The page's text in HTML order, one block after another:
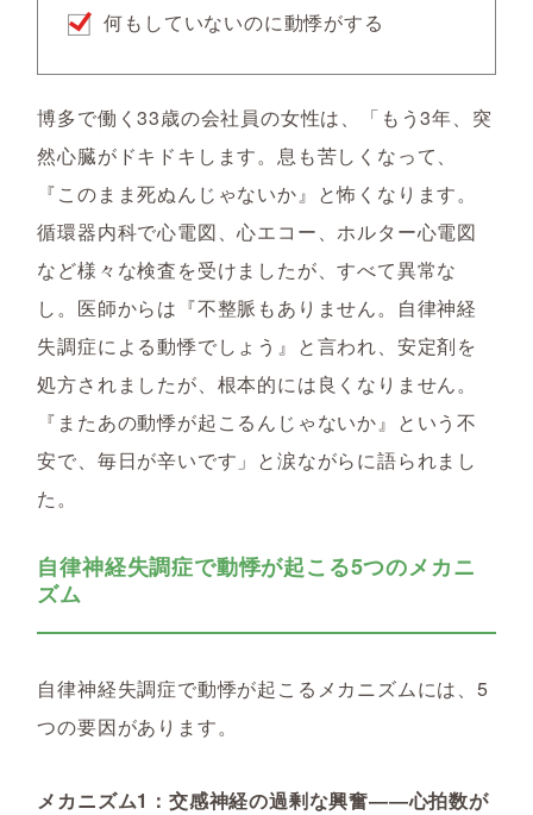
何もしていないのに動悸がする
博多で働く33歳の会社員の女性は、「もう3年、突
然心臓がドキドキします。息も苦しくなって、
『このまま死ぬんじゃないか』と怖くなります。
循環器内科で心電図、心エコー、ホルター心電図
など様々な検査を受けましたが、すべて異常な
し。医師からは『不整脈もありません。自律神経
失調症による動悸でしょう』と言われ、安定剤を
処方されましたが、根本的には良くなりません。
『またあの動悸が起こるんじゃないか』という不
安で、毎日が辛いです」と涙ながらに語られまし
た。
自律神経失調症で動悸が起こる5つのメカニ
ズム
自律神経失調症で動悸が起こるメカニズムには、5
つの要因があります。
メカニズム1：交感神経の過剰な興奮――心拍数が